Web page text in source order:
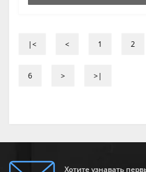
|< < 1 2
6 > >|
Хотите узнавать